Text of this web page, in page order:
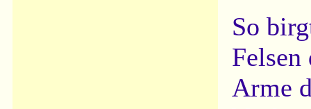
So
Arme